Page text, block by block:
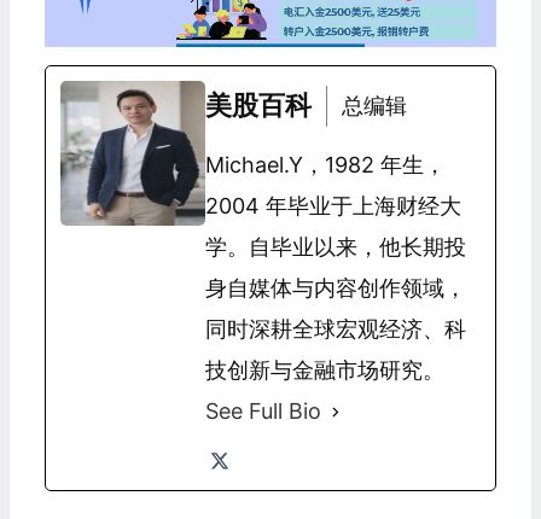
美股百科 总编辑
Michael.Y，1982 年生，
2004 年毕业于上海财经大
学。自毕业以来，他长期投
身自媒体与内容创作领域，
同时深耕全球宏观经济、科
技创新与金融市场研究。
See Full Bio